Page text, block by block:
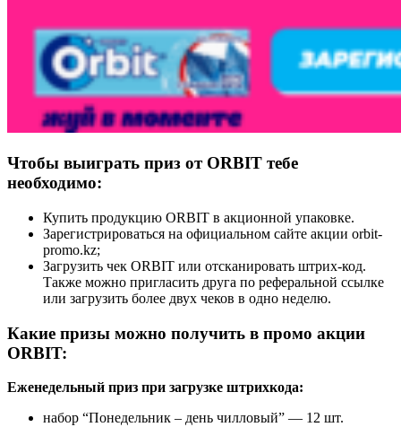
Чтобы выиграть приз от ORBIT тебе
необходимо:
Купить продукцию ORBIT в акционной упаковке.
Зарегистрироваться на официальном сайте акции orbit-
promo.kz;
Загрузить чек ORBIT или отсканировать штрих-код.
Также можно пригласить друга по реферальной ссылке
или загрузить более двух чеков в одно неделю.
Какие призы можно получить в промо акции
ORBIT:
Еженедельный приз при загрузке штрихкода:
набор “Понедельник – день чилловый” — 12 шт.